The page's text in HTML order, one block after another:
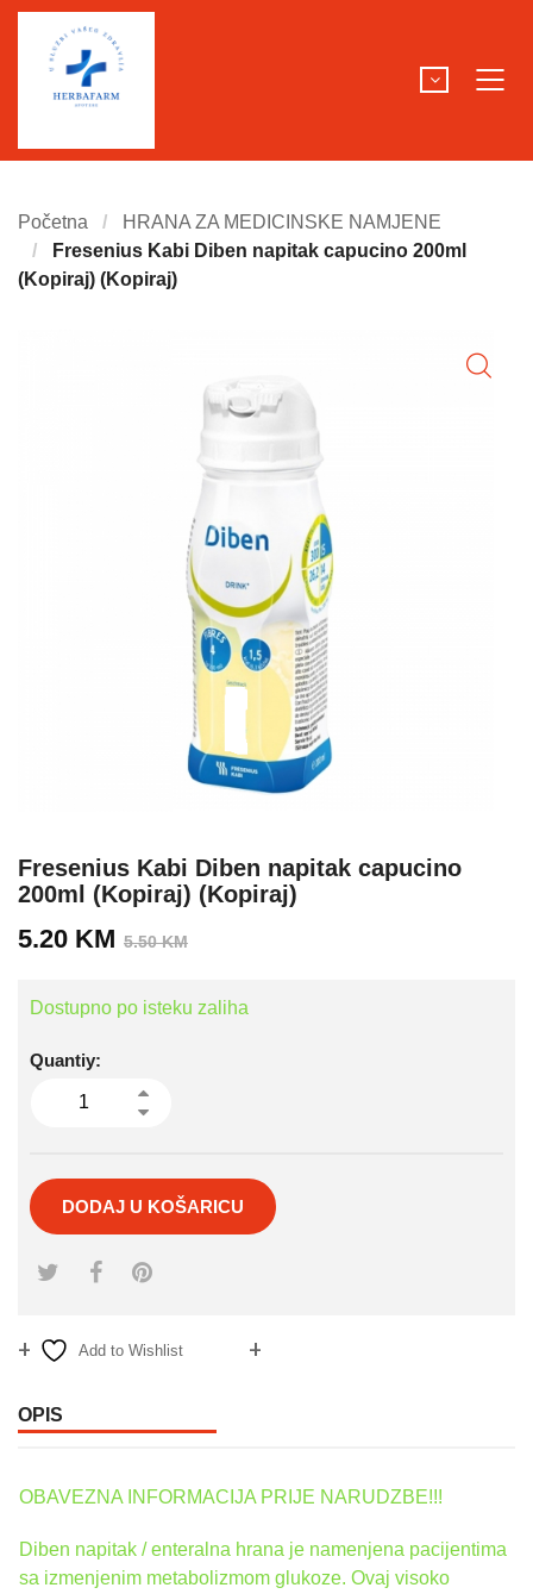
Početna
HRANA ZA MEDICINSKE NAMJENE
Fresenius Kabi Diben napitak capucino 200ml
(Kopiraj) (Kopiraj)
Fresenius Kabi Diben napitak capucino
200ml (Kopiraj) (Kopiraj)
5.50KMIzvorna
bila
je:
5.20 KM
Trenutna
5.20 KM.
Dostupno po isteku zaliha
Quantiy:
DODAJ U KOŠARICU
Add to Wishlist
OPIS
OBAVEZNA INFORMACIJA PRIJE NARUDZBE!!!
Diben napitak / enteralna hrana je namenjena pacijentima
sa izmenjenim metabolizmom glukoze. Ovaj visoko